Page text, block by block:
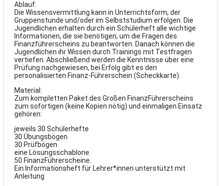
Ablauf:
Die Wissensvermittlung kann in Unterrichtsform, der
Gruppenstunde und/oder im Selbststudium erfolgen. Die
Jugendlichen erhalten durch ein Schülerheft alle wichtige
Informationen, die sie benötigen, um die Fragen des
Finanzführerscheins zu beantworten. Danach können die
Jugendlichen ihr Wissen durch Trainings mit Testfragen
vertiefen. Abschließend werden die Kenntnisse über eine
Prüfung nachgewiesen, bei Erfolg gibt es den
personalisierten Finanz-Führerschein (Scheckkarte).
Material:
Zum kompletten Paket des Großen FinanzFührerscheins
zum sofortigen (keine Kopien nötig) und einmaligen Einsatz
gehören:
jeweils 30 Schülerhefte
30 Übungsbögen
30 Prüfbögen
eine Lösungsschablone
50 FinanzFührerscheine.
Ein Informationsheft für Lehrer*innen unterstützt mit
Anleitung